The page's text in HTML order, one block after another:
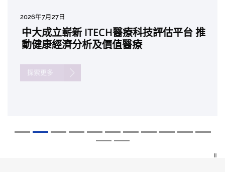
2026年8月5日
中大「環球醫學」連續13年全港收生之冠
囊括12名文憑試滿分考生 佔學醫狀元六成
七成
2026年7月27日
中大成立嶄新 ITECH醫療科技評估平台 推
動健康經濟分析及價值醫療
探索更多
2026年7月10日
中大研發「AI-OCT」系統助測糖尿黃斑水
腫 假陽性轉介個案銳減六成 縮短患者輪
探索更多
2026年7月10日
中大黃秀娟教授獲頒中國工程界最高榮譽
「光華工程科技獎」 成為今屆醫藥衞生領
探索更多
2026年7月7日
中大新設「香港中文大學鳳凰獎學金」嘉
許公開試狀元 鼓勵學醫狀元走出課堂放眼
探索更多
2026年6月29日
中大全新一站式PGT-Plus方案 精準辨識
傳統檢測中複雜基因異常「盲點」 降低人
探索更多
2026年6月22日
中大發現青光眼治療新靶點 小鼠實驗證實
可恢復七成視力 有助開創嶄新神經保護療
探索更多
2026年6月17日
中大成功拆解肝癌免疫治療耐藥性機制 揭
一種免疫細胞具「除廢餵食」新功能助癌
探索更多
2026年6月10日
中大與多名全球專家共同牽頭跨國肺癌研
究 逾半晚期ALK陽性肺癌病人七年無惡化
「慢性病」 患者可與病共存
2026年6月5日
中大教授陳重娥獲頒「清野裕傑出領袖
獎」 成為本港首名學者榮膺亞洲糖尿病教
探索更多
2026年6月2日
中大匯聚逾200位區域專家 探討私人醫療
保險如何推動全民健康覆蓋
探索更多
2026年5月19日
中大張源津醫生成首位亞洲研究員 榮獲國
際泌尿科權威獎項John K. Lattimer 講座
探索更多
2026年5月14日
中大取得「從實驗室到臨床應用」研究突
破 初步證實GLP-1藥物可改善嚴重中風康
探索更多